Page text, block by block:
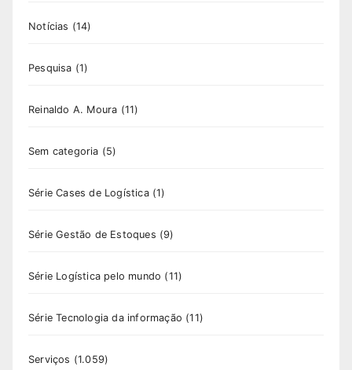
Notícias (14)
Pesquisa (1)
Reinaldo A. Moura (11)
Sem categoria (5)
Série Cases de Logística(1)
Série Gestão de Estoques (9)
Série Logística pelo mundo (11)
Série Tecnologia da informação (11)
Serviços (1.059)